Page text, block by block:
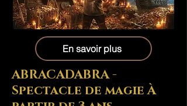
En savoir plus
ABRACADABRA -
Spectacle de magie À